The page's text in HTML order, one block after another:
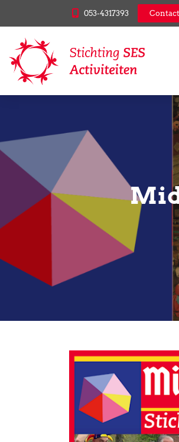
053-4317393 Contact